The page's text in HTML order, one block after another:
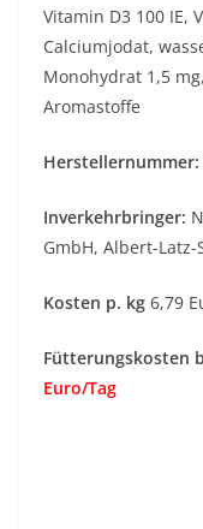
Vitamin D3 100 IE,
Calciumjodat,
Monohydrat 1,5
Aromastoffe
Herstellernummer:
Inverkehrbringer:
GmbH, Albert-
Kosten p. kg 6,79
Fütterungskosten
Euro/Tag